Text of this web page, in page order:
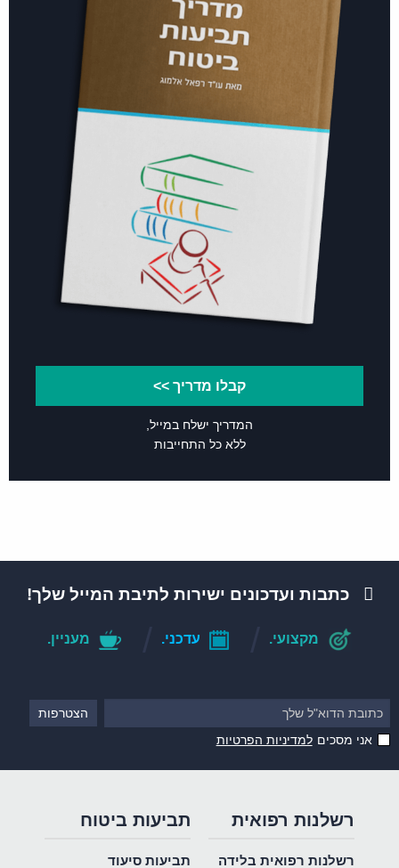
קבלו מדריך >>
המדריך ישלח במייל,
ללא כל התחייבות
כתבות ועדכונים ישירות לתיבת המייל שלך!
מקצועי. עדכני. מעניין.
אני מסכים למדיניות הפרטיות
רשלנות רפואית
רשלנות רפואית בלידה
תביעות ביטוח
תביעות סיעוד